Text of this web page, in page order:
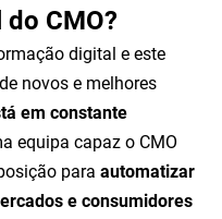
CMO?
digital e este
novos e melhores
em constante
equipa capaz o CMO
para automatizar
e consumidores